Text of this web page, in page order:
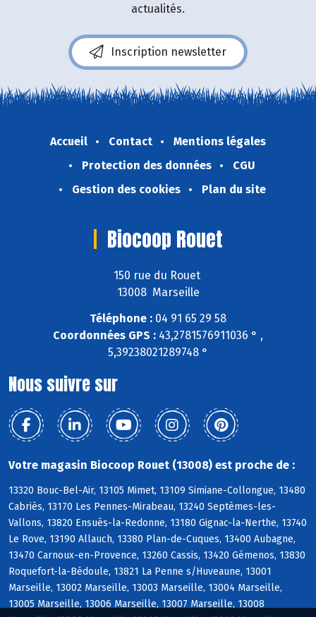
actualités.
Inscription newsletter
Accueil Contact
Mentions légales
Protection des données
CGU
Gestion des cookies
Plan du site
Biocoop Rouet
150 rue du Rouet
13008 Marseille
Téléphone : 04 91 65 29 58
Coordonnées GPS : 43,2781576911036 ° ,
5,39238021289748 °
Nous suivre sur
Votre magasin Biocoop Rouet (13008) est proche de :
13320 Bouc-Bel-Air, 13105 Mimet, 13109 Simiane-Collongue, 13480
Cabriès, 13170 Les Pennes-Mirabeau, 13240 Septèmes-les-
Vallons, 13820 Ensuès-la-Redonne, 13180 Gignac-la-Nerthe, 13740
Le Rove, 13190 Allauch, 13380 Plan-de-Cuques, 13400 Aubagne,
13470 Carnoux-en-Provence, 13260 Cassis, 13420 Gémenos, 13830
Roquefort-la-Bédoule, 13821 La Penne s/Huveaune, 13001
Marseille, 13002 Marseille, 13003 Marseille, 13004 Marseille,
13005 Marseille, 13006 Marseille, 13007 Marseille, 13008